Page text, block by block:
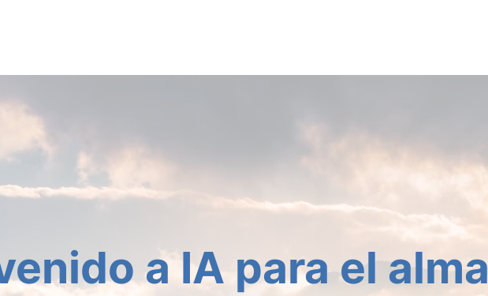
a IA para el alma